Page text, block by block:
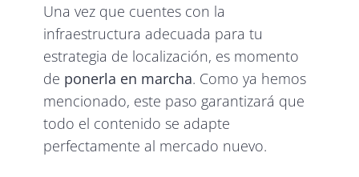
Una vez que cuentes con la
infraestructura adecuada para tu
estrategia de localización, es momento
de ponerla en marcha. Como ya hemos
mencionado, este paso garantizará que
todo el contenido se adapte
perfectamente al mercado nuevo.